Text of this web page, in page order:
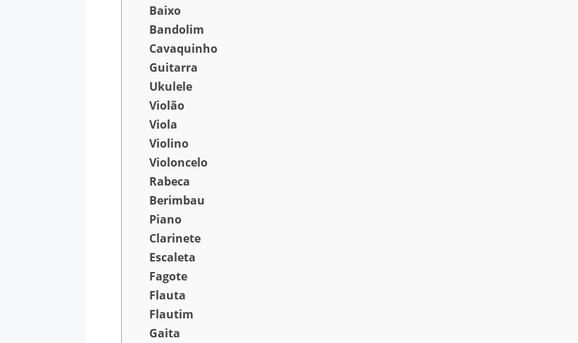
Baixo
Bandolim
Cavaquinho
Guitarra
Ukulele
Violão
Viola
Violino
Violoncelo
Rabeca
Berimbau
Piano
Clarinete
Escaleta
Fagote
Flauta
Flautim
Gaita